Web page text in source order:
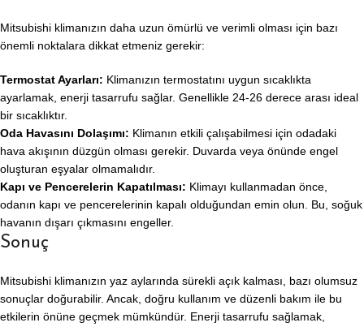
Mitsubishi klimanızın daha uzun ömürlü ve verimli olması için bazı
önemli noktalara dikkat etmeniz gerekir:
Termostat Ayarları: Klimanızın termostatını uygun sıcaklıkta
ayarlamak, enerji tasarrufu sağlar. Genellikle 24-26 derece arası ideal
bir sıcaklıktır.
Oda Havasını Dolaşımı: Klimanın etkili çalışabilmesi için odadaki
hava akışının düzgün olması gerekir. Duvarda veya önünde engel
oluşturan eşyalar olmamalıdır.
Kapı ve Pencerelerin Kapatılması: Klimayı kullanmadan önce,
odanın kapı ve pencerelerinin kapalı olduğundan emin olun. Bu, soğuk
havanın dışarı çıkmasını engeller.
Sonuç
Mitsubishi klimanızın yaz aylarında sürekli açık kalması, bazı olumsuz
sonuçlar doğurabilir. Ancak, doğru kullanım ve düzenli bakım ile bu
etkilerin önüne geçmek mümkündür. Enerji tasarrufu sağlamak,